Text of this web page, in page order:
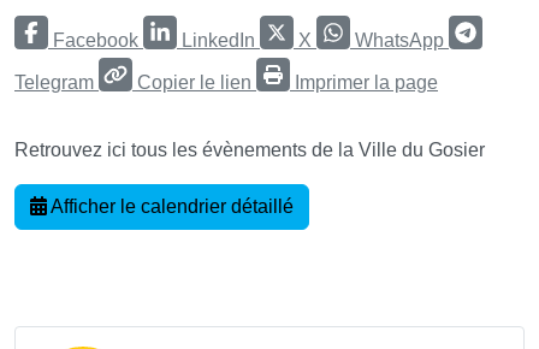
Facebook LinkedIn X WhatsApp
Telegram Copier le lien Imprimer la page
Retrouvez ici tous les évènements de la Ville du Gosier
Afficher le calendrier détaillé